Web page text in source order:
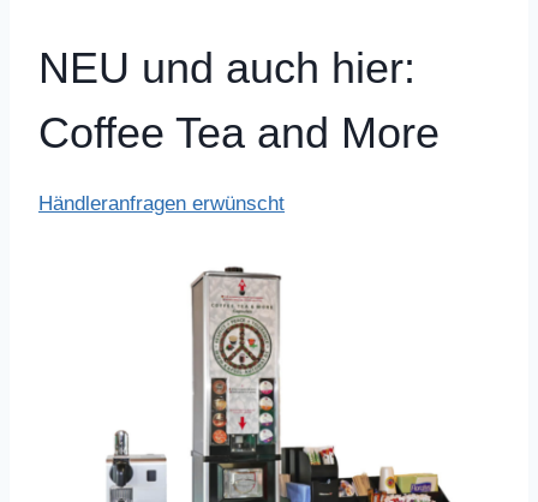
NEU und auch hier:
Coffee Tea and More
Händleranfragen erwünscht